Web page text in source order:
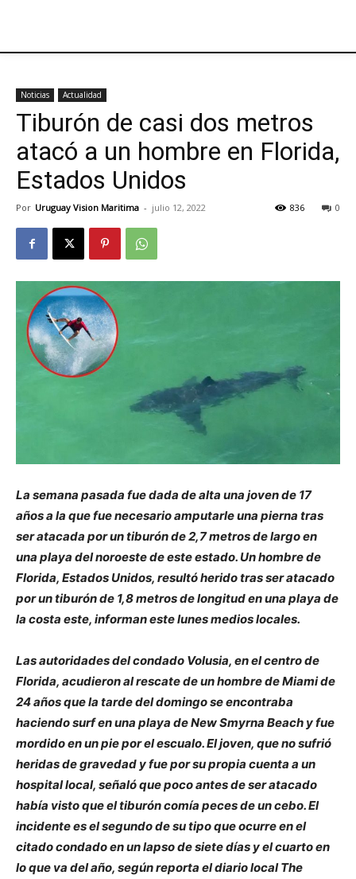
Noticias Actualidad
Tiburón de casi dos metros
atacó a un hombre en Florida,
Estados Unidos
Por Uruguay Vision Maritima - julio 12, 2022 0
836
La semana pasada fue dada de alta una joven de 17
años a la que fue necesario amputarle una pierna tras
ser atacada por un tiburón de 2,7 metros de largo en
una playa del noroeste de este estado. Un hombre de
Florida, Estados Unidos, resultó herido tras ser atacado
por un tiburón de 1,8 metros de longitud en una playa de
la costa este, informan este lunes medios locales.
Las autoridades del condado Volusia, en el centro de
Florida, acudieron al rescate de un hombre de Miami de
24 años que la tarde del domingo se encontraba
haciendo surf en una playa de New Smyrna Beach y fue
mordido en un pie por el escualo. El joven, que no sufrió
heridas de gravedad y fue por su propia cuenta a un
hospital local, señaló que poco antes de ser atacado
había visto que el tiburón comía peces de un cebo. El
incidente es el segundo de su tipo que ocurre en el
citado condado en un lapso de siete días y el cuarto en
lo que va del año, según reporta el diario local The